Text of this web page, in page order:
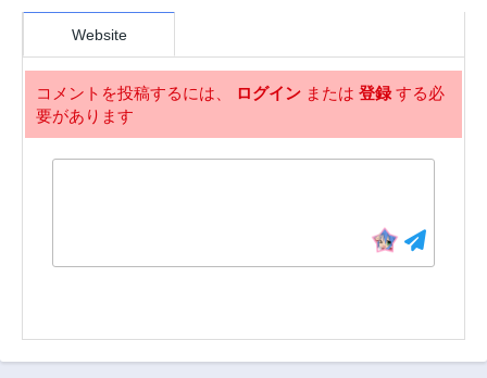
第65話
第63話
3年前
第62話
3年前
第61話
3年前 3年前
Website
コメントを投稿するには、 ログイン または 登録する必
要があります